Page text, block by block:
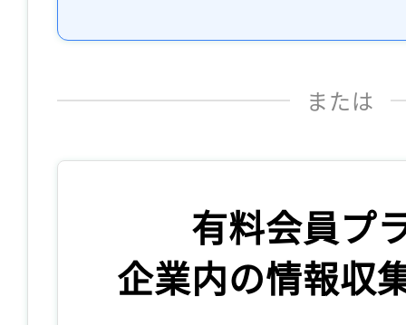
または
有料会員プ
企業内の情報収